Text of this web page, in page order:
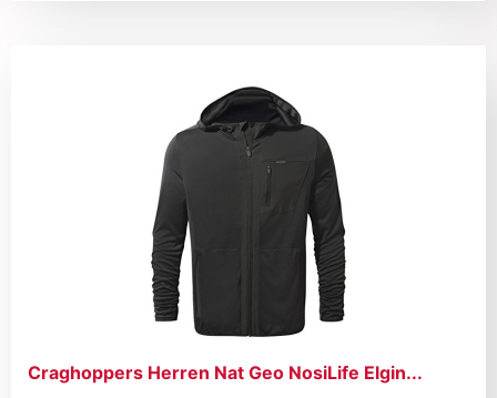
Craghoppers Herren Nat Geo NosiLife Elgin...